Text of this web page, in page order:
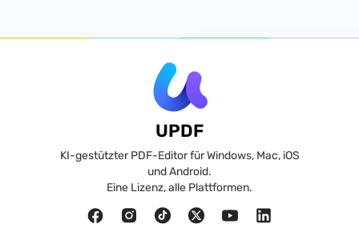
UPDF
KI-gestützter PDF-Editor für Windows, Mac, iOS
und Android.
Eine Lizenz, alle Plattformen.